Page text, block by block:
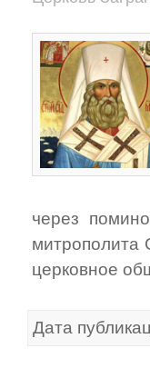
через
митрополита
церковное
Дата